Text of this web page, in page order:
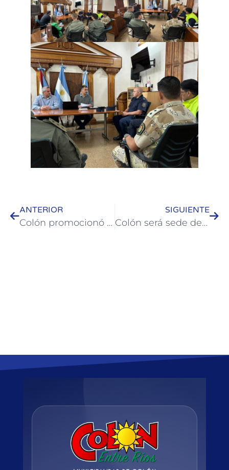
ANTERIOR
Colón promocionó su destino en Córdoba: alcance masivo en vía pública, mercado de viajes y Workshop ACAV
SIGUIENTE
Colón será sede de la 1° fecha del Circuito Binacional de Triatlón “Jeep”